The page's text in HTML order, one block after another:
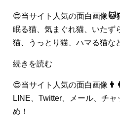
😍当サイト人気の面白画像🐱
眠る猫、気まぐれ猫、いたず
猫、うっとり猫、ハマる猫な
続きを読む
😍当サイト人気の面白画像
LINE、Twitter、メール、チ
め！